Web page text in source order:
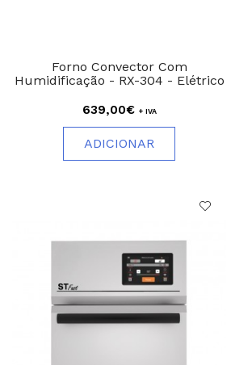
Forno Convector Com
Humidificação - RX-304 - Elétrico
639,00€ + IVA
ADICIONAR